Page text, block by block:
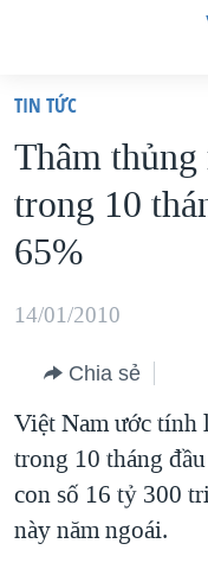
truy
cập
Tới
nội
chính
hướng
chính
Đi
tới
VIỆT NAM
HOA KỲ
BIỂN ĐÔNG
THẾ GIỚI
DIỄN ĐÀN
MỤC
TỰ DO BÁO CHÍ
VẠCH TRẦN TIN GIẢ
CHUYÊN ĐỀ
CHIẾN TRANH
TẠI
HỌC TIẾNG ANH
TIN TỨC
Thâm
trong 10
65%
14/01/2010
Chia sẻ
Việt Nam ước tính
trong 10 tháng
con số 16 tỷ 300
này năm ngoái.